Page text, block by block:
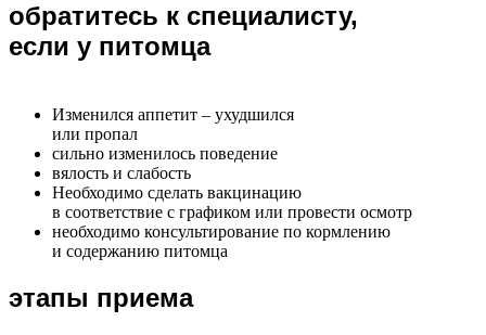
обратитесь к специалисту,
если у питомца
Изменился аппетит – ухудшился
или пропал
сильно изменилось поведение
вялость и слабость
Необходимо сделать вакцинацию
в соответствие с графиком или провести осмотр
необходимо консультирование по кормлению
и содержанию питомца
этапы приема